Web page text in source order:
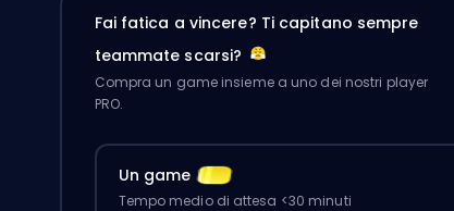
Fai fatica a vincere? Ti capitano sempre
teammate scarsi?
Compra un game insieme a uno dei nostri player
PRO.
Un game
Tempo medio di attesa <30 minuti